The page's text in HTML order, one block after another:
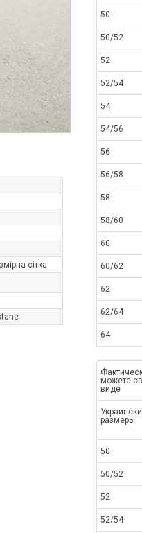
сітка
50
50/52
52
52/54
54
54/56
56
56/58
58
58/60
60
60/62
62
62/64
64
можете
виде
размеры
50
50/52
52
52/54